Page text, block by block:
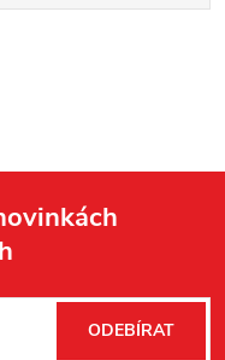
ODEBÍRAT